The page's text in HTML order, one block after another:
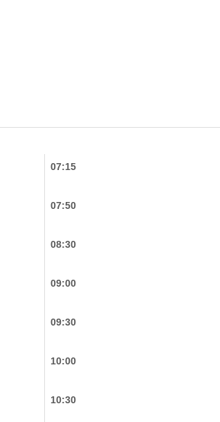
07:15
07:50
08:30
09:00
09:30
10:00
10:30